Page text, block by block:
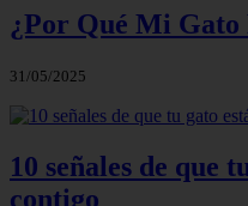
¿Por Qué Mi Gato
31/05/2025
10 señales de que
contigo